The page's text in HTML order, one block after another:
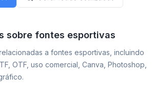
sobre fontes esportivas
a fontes esportivas, incluindo
OTF, uso comercial, Canva, Photoshop,